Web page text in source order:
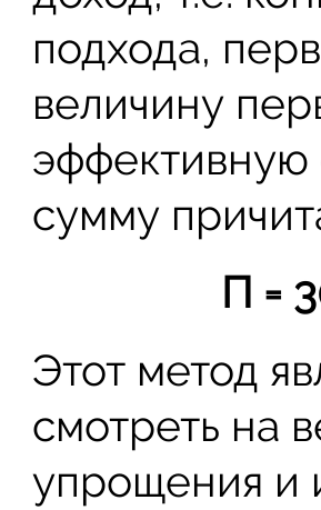
подхода,
величину
эффективную
сумму
П =
Этот метод
смотреть на
упрощения и